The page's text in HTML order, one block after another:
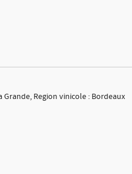
Region vinicole : Bordeaux